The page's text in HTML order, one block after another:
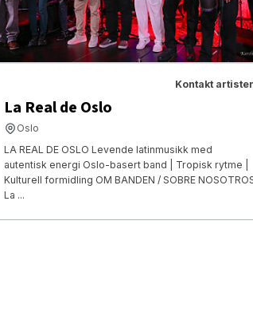
Kontakt
La Real de Oslo
Oslo
LA REAL DE OSLO Levende latinmusikk med
autentisk energi Oslo-basert band | Tropisk rytme |
Kulturell formidling OM BANDEN / SOBRE
La ...